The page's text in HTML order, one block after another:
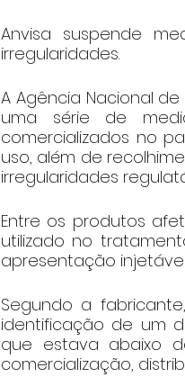
Anvisa suspende
irregularidades.
A Agência Nacional
uma série de
comercializados no
uso, além de
irregularidades
Entre os produtos
utilizado no
apresentação
Segundo a
identificação de um
que estava abaixo
comercialização,